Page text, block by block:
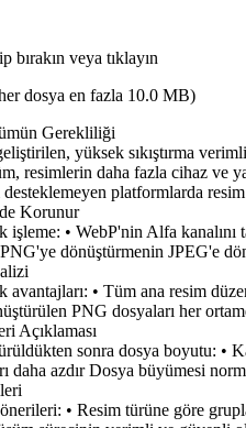
bırakın veya tıklayın
dosya en fazla 10.0 MB)
Gerekliliği
yüksek sıkıştırma
resimlerin daha fazla cihaz ve
platformlarda
Korunur
işleme: • WebP'nin Alfa
dönüştürmenin JPEG'e
avantajları: • Tüm ana resim
PNG dosyaları her
Açıklaması
sonra dosya boyutu: •
daha azdır Dosya büyümesi
• Resim türüne göre